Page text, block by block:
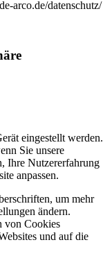
arco.de/datenschutz/
eingestellt werden.
Sie unsere
Ihre Nutzererfahrung
anpassen.
um mehr
ändern.
von Cookies
und auf die